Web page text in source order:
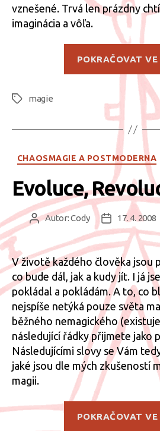
vznešené. Trvá len prázdny
imaginácia a vôľa.
POKRAČOVAT VE
Štítkymagie
CHAOSMAGIE A POSTMODERNA
Evoluce,
AutorAutor:Cody
Datum
příspěvku
17. 4. 2008
V životě každého člověka jsou
co bude dál, jak a kudy jít. I já
pokládal a pokládám. A to, co
nejspíše netýká pouze světa
běžného nemagického
následující řádky přijmete jako
Následujícími slovy se Vám
jaké jsou dle mých zkušeností
magii.
POKRAČOVAT VE